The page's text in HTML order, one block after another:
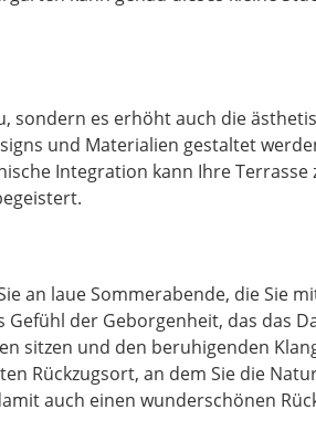
sondern es erhöht auch die
und Materialien gestaltet
Integration kann Ihre Terrasse
an laue Sommerabende, die Sie
der Geborgenheit, das das
sitzen und den beruhigenden
Rückzugsort, an dem Sie die
auch einen wunderschönen